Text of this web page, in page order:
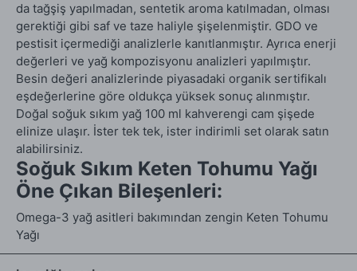
da tağşiş yapılmadan, sentetik aroma katılmadan, olması
gerektiği gibi saf ve taze haliyle şişelenmiştir. GDO ve
pestisit içermediği analizlerle kanıtlanmıştır. Ayrıca enerji
değerleri ve yağ kompozisyonu analizleri yapılmıştır.
Besin değeri analizlerinde piyasadaki organik sertifikalı
eşdeğerlerine göre oldukça yüksek sonuç alınmıştır.
Doğal soğuk sıkım yağ 100 ml kahverengi cam şişede
elinize ulaşır. İster tek tek, ister indirimli set olarak satın
alabilirsiniz.
Soğuk Sıkım Keten Tohumu Yağı
Öne Çıkan Bileşenleri:
Omega-3 yağ asitleri bakımından zengin Keten Tohumu
Yağı